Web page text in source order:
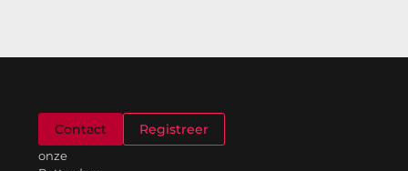
onze
Contact Registreer